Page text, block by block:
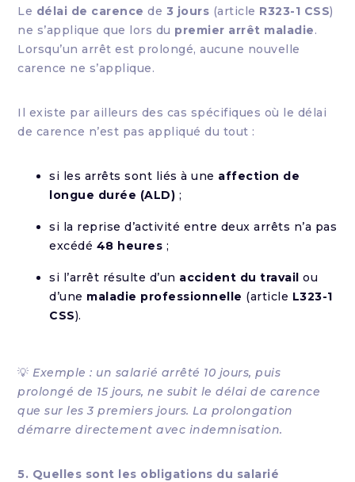
Le délai de carence de 3 jours (article R323-1 CSS)
ne s’applique que lors du premier arrêt maladie.
Lorsqu’un arrêt est prolongé, aucune nouvelle
carence ne s’applique.
Il existe par ailleurs des cas spécifiques où le délai
de carence n’est pas appliqué du tout :
si les arrêts sont liés à une affection de
longue durée (ALD) ;
si la reprise d’activité entre deux arrêts n’a pas
excédé 48 heures ;
si l’arrêt résulte d’un accident du travail ou
d’une maladie professionnelle (article L323-1
CSS).
💡 Exemple : un salarié arrêté 10 jours, puis
prolongé de 15 jours, ne subit le délai de carence
que sur les 3 premiers jours. La prolongation
démarre directement avec indemnisation.
5. Quelles sont les obligations du salarié